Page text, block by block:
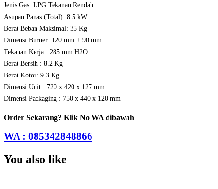
Jenis Gas: LPG Tekanan Rendah
Asupan Panas (Total): 8.5 kW
Berat Beban Maksimal: 35 Kg
Dimensi Burner: 120 mm + 90 mm
Tekanan Kerja : 285 mm H2O
Berat Bersih : 8.2 Kg
Berat Kotor: 9.3 Kg
Dimensi Unit : 720 x 420 x 127 mm
Dimensi Packaging : 750 x 440 x 120 mm
Order Sekarang? Klik No WA dibawah
WA : 085342848866
You also like